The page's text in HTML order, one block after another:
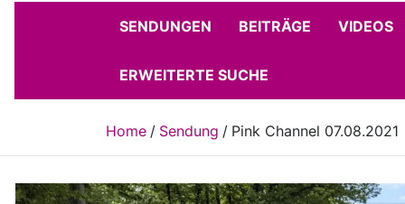
SENDUNGEN BEITRÄGE VIDEOS
ERWEITERTE SUCHE
Home Sendung Pink Channel 07.08.2021